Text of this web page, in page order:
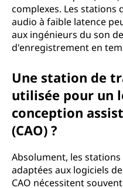
complexes. Les stations
audio à faible latence
aux ingénieurs du son
d'enregistrement en
Une station de
utilisée pour un
conception
(CAO) ?
Absolument, les
adaptées aux logiciels
CAO nécessitent